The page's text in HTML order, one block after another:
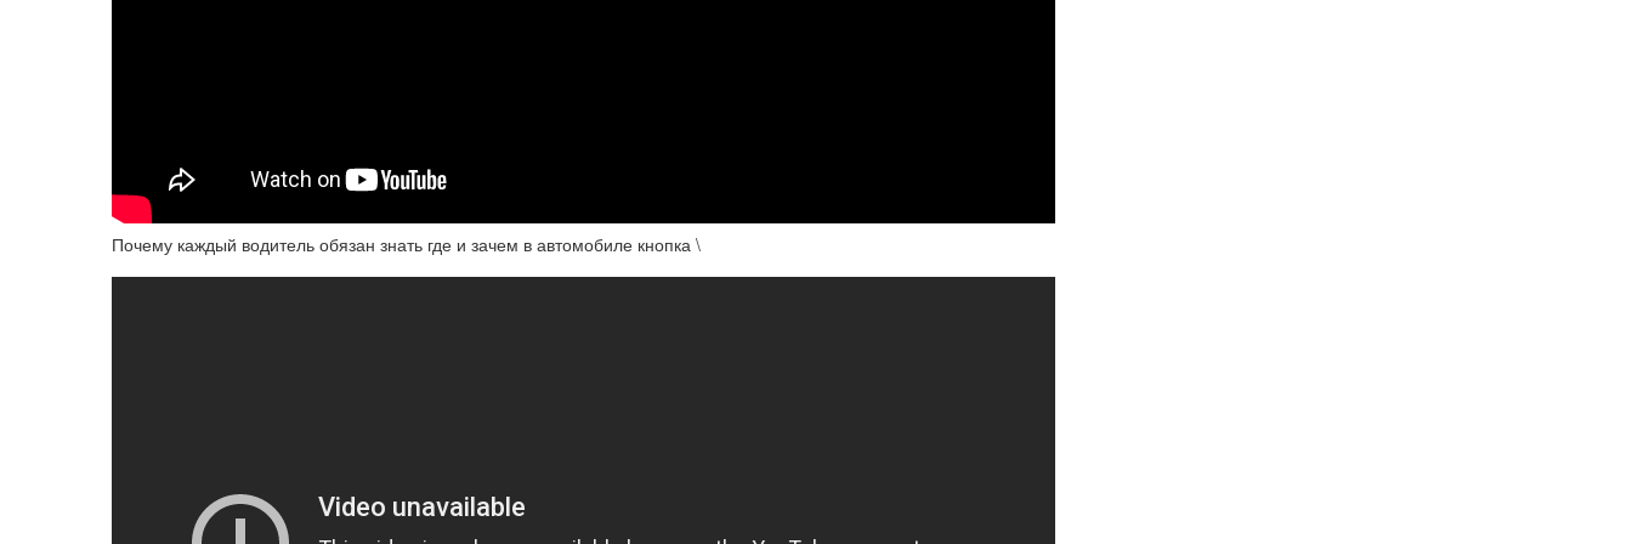
Почему каждый водитель обязан знать где и зачем в автомобиле кнопка \